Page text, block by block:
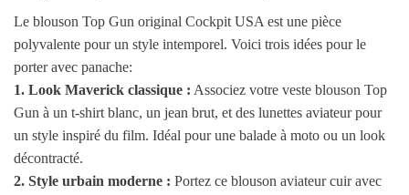
Le blouson Top Gun original Cockpit USA est une pièce
polyvalente pour un style intemporel. Voici trois idées pour le
porter avec panache:
1. Look Maverick classique : Associez votre veste blouson Top
Gun à un t-shirt blanc, un jean brut, et des lunettes aviateur pour
un style inspiré du film. Idéal pour une balade à moto ou un look
décontracté.
2. Style urbain moderne : Portez ce blouson aviateur cuir avec